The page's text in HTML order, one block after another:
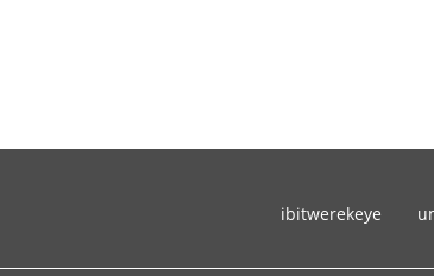
ibitwerekeye